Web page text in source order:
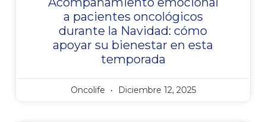
a pacientes oncológicos
durante la Navidad: cómo
apoyar su bienestar en esta
temporada
Oncolife Diciembre 12, 2025